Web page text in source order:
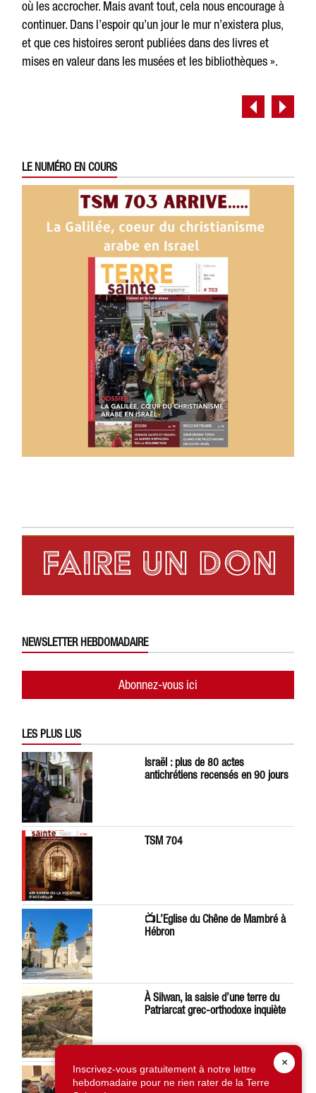
où les accrocher. Mais avant tout, cela nous encourage à
continuer. Dans l’espoir qu’un jour le mur n’existera plus,
et que ces histoires seront publiées dans des livres et
mises en valeur dans les musées et les bibliothèques ».
LE NUMÉRO EN COURS
NEWSLETTER HEBDOMADAIRE
Abonnez-vous ici
LES PLUS LUS
Israël : plus de 80 actes
antichrétiens recensés en 90 jours
TSM 704
📺L’Eglise du Chêne de Mambré à
Hébron
À Silwan, la saisie d’une terre du
Patriarcat grec-orthodoxe inquiète
Léon XIV préoccupé par la situation
en Terre Sainte
×
Inscrivez-vous gratuitement à notre lettre
hebdomadaire pour ne rien rater de la Terre